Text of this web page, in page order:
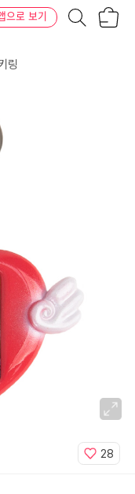
으로 보기
링
28